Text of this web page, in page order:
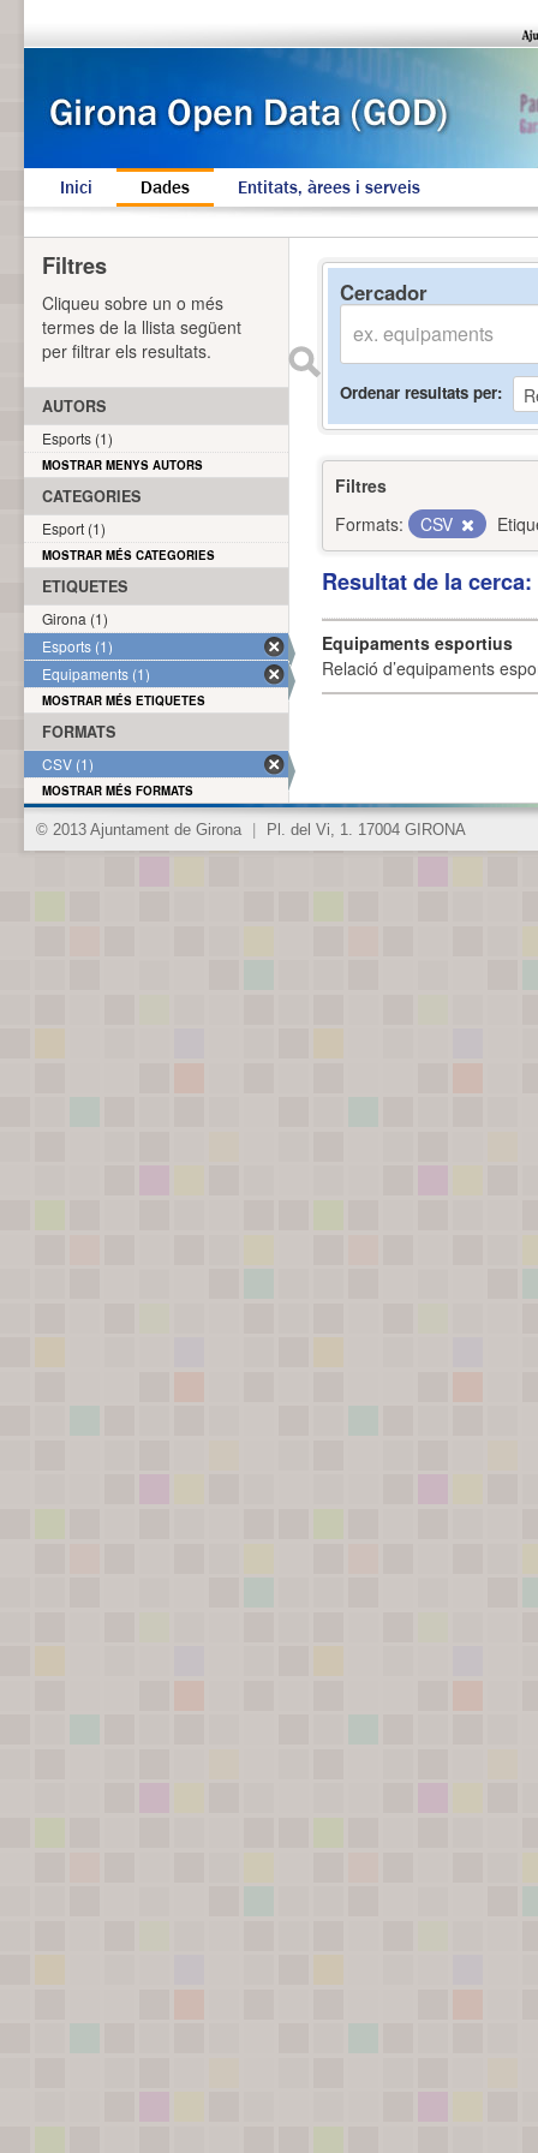
Inici Dades Entitats, àrees i serveis
Cercador
Ordenar resultats per
Filtres
Formats:
CSV
Resultat de la
Equipaments esportius
Relació d’equipaments
Filtres
Cliqueu sobre un o més
termes de la llista següent
per filtrar els resultats.
AUTORS
Esports (1)
MOSTRAR MENYS AUTORS
CATEGORIES
Esport (1)
MOSTRAR MÉS CATEGORIES
ETIQUETES
Girona (1)
Esports (1)
Equipaments (1)
MOSTRAR MÉS ETIQUETES
FORMATS
CSV (1)
MOSTRAR MÉS FORMATS
© 2013 Ajuntament de Girona Pl. del Vi, 1. 17004 GIRONA